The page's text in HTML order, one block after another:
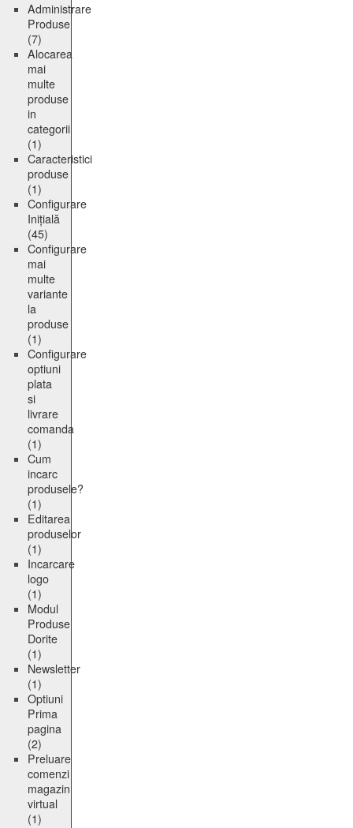
Administrare
Produse
(7)
Alocarea
mai
multe
produse
in
categorii
(1)
Caracteristici
produse
(1)
Configurare
Inițială
(45)
Configurare
mai
multe
variante
la
produse
(1)
Configurare
optiuni
plata
si
livrare
comanda
(1)
Cum
incarc
produsele?
(1)
Editarea
produselor
(1)
Incarcare
logo
(1)
Modul
Produse
Dorite
(1)
Newsletter
(1)
Optiuni
Prima
pagina
(2)
Preluare
comenzi
magazin
virtual
(1)